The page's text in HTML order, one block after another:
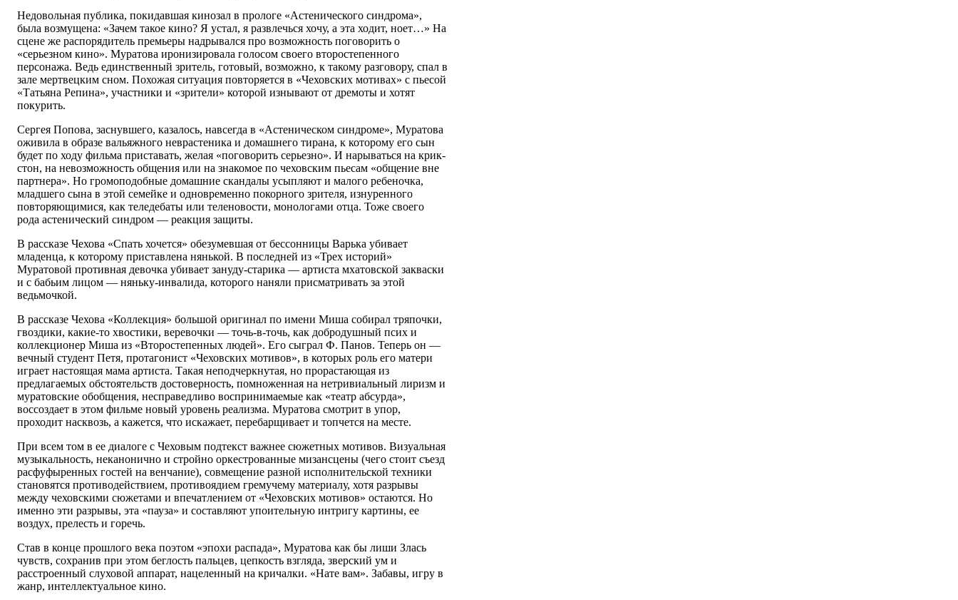
Недовольная публика, покидавшая кинозал в прологе «Астенического синдрома»,
была возмущена: «Зачем такое кино? Я устал, я развлечься хочу, а эта ходит, ноет…» На
сцене же распорядитель премьеры надрывался про возможность поговорить о
«серьезном кино». Муратова иронизировала голосом своего второстепенного
персонажа. Ведь единственный зритель, готовый, возможно, к такому разговору, спал в
зале мертвецким сном. Похожая ситуация повторяется в «Чеховских мотивах» с пьесой
«Татьяна Репина», участники и «зрители» которой изнывают от дремоты и хотят
покурить.
Сергея Попова, заснувшего, казалось, навсегда в «Астеническом синдроме», Муратова
оживила в образе вальяжного неврастеника и домашнего тирана, к которому его сын
будет по ходу фильма приставать, желая «поговорить серьезно». И нарываться на крик-
стон, на невозможность общения или на знакомое по чеховским пьесам «общение вне
партнера». Но громоподобные домашние скандалы усыпляют и малого ребеночка,
младшего сына в этой семейке и одновременно покорного зрителя, изнуренного
повторяющимися, как теледебаты или теленовости, монологами отца. Тоже своего
рода астенический синдром — реакция защиты.
В рассказе Чехова «Спать хочется» обезумевшая от бессонницы Варька убивает
младенца, к которому приставлена нянькой. В последней из «Трех историй»
Муратовой противная девочка убивает зануду-старика — артиста мхатовской закваски
и с бабьим лицом — няньку-инвалида, которого наняли присматривать за этой
ведьмочкой.
В рассказе Чехова «Коллекция» большой оригинал по имени Миша собирал тряпочки,
гвоздики, какие-то хвостики, веревочки — точь-в-точь, как добродушный псих и
коллекционер Миша из «Второстепенных людей». Его сыграл Ф. Панов. Теперь он —
вечный студент Петя, протагонист «Чеховских мотивов», в которых роль его матери
играет настоящая мама артиста. Такая неподчеркнутая, но прорастающая из
предлагаемых обстоятельств достоверность, помноженная на нетривиальный лиризм и
муратовские обобщения, несправедливо воспринимаемые как «театр абсурда»,
воссоздает в этом фильме новый уровень реализма. Муратова смотрит в упор,
проходит насквозь, а кажется, что искажает, перебарщивает и топчется на месте.
При всем том в ее диалоге с Чеховым подтекст важнее сюжетных мотивов. Визуальная
музыкальность, неканонично и стройно оркестрованные мизансцены (чего стоит съезд
расфуфыренных гостей на венчание), совмещение разной исполнительской техники
становятся противодействием, противоядием гремучему материалу, хотя разрывы
между чеховскими сюжетами и впечатлением от «Чеховских мотивов» остаются. Но
именно эти разрывы, эта «пауза» и составляют упоительную интригу картины, ее
воздух, прелесть и горечь.
Став в конце прошлого века поэтом «эпохи распада», Муратова как бы лиши Злась
чувств, сохранив при этом беглость пальцев, цепкость взгляда, зверский ум и
расстроенный слуховой аппарат, нацеленный на кричалки. «Нате вам». Забавы, игру в
жанр, интеллектуальное кино.